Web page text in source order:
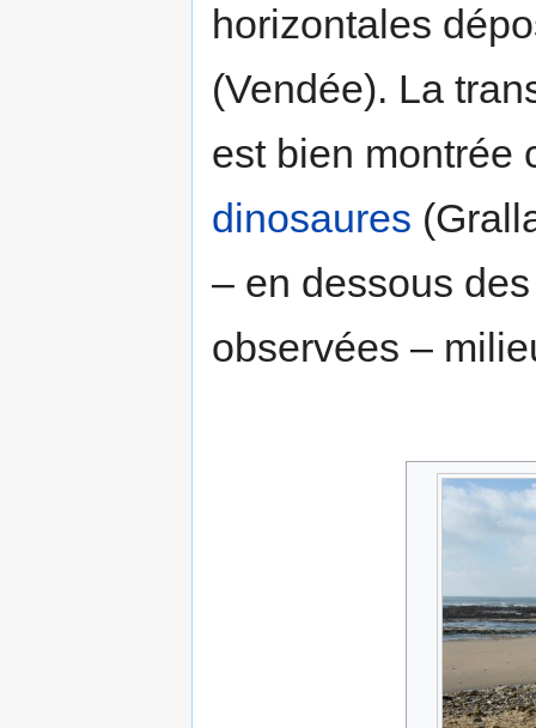
horizontales
(Vendée). La
est bien montrée
dinosaures
– en dessous
observées –